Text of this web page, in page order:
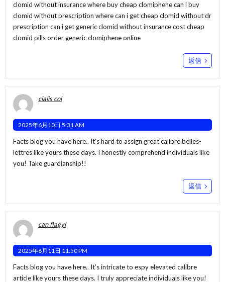
clomid without insurance where buy cheap clomiphene can i buy
clomid without prescription where can i get cheap clomid without dr
prescription can i get generic clomid without insurance cost cheap
clomid pills order generic clomiphene online
返信
cialis col
2025年6月10日 5:31 AM
Facts blog you have here.. It’s hard to assign great calibre belles-
lettres like yours these days. I honestly comprehend individuals like
you! Take guardianship!!
返信
can flagyl
2025年6月11日 11:50 PM
Facts blog you have here.. It’s intricate to espy elevated calibre
article like yours these days. I truly appreciate individuals like you!